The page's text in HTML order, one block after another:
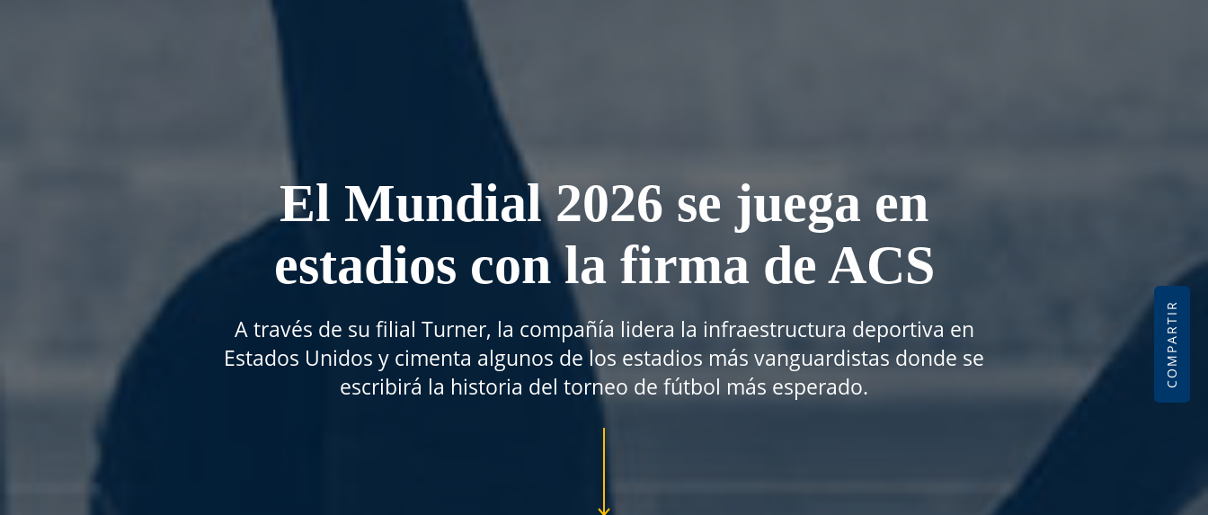
COMPARTIR
El Mundial 2026 se juega en
estadios con la firma de ACS
A través de su filial Turner, la compañía lidera la infraestructura deportiva en
Estados Unidos y cimenta algunos de los estadios más vanguardistas donde se
escribirá la historia del torneo de fútbol más esperado.